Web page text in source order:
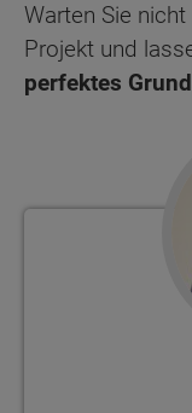
Warten Sie
Projekt und
perfektes